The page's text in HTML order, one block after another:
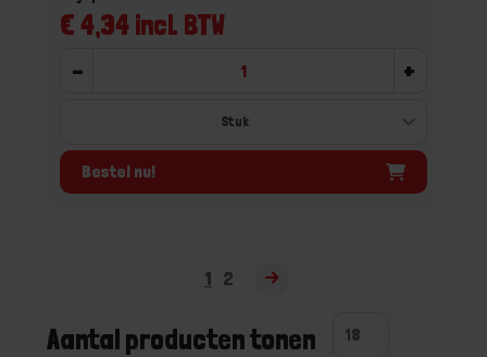
€ 4,34 incl. BTW
- +
Bestel nu!
1 2
Aantal producten tonen